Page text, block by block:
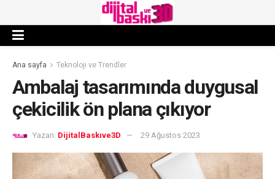
Ana sayfa Teknolojı ve Trendler
Ambalaj tasarımında duygusal
çekicilik ön plana çıkıyor
Yazan: DijitalBaskıve3D 29 Ağustos 2023